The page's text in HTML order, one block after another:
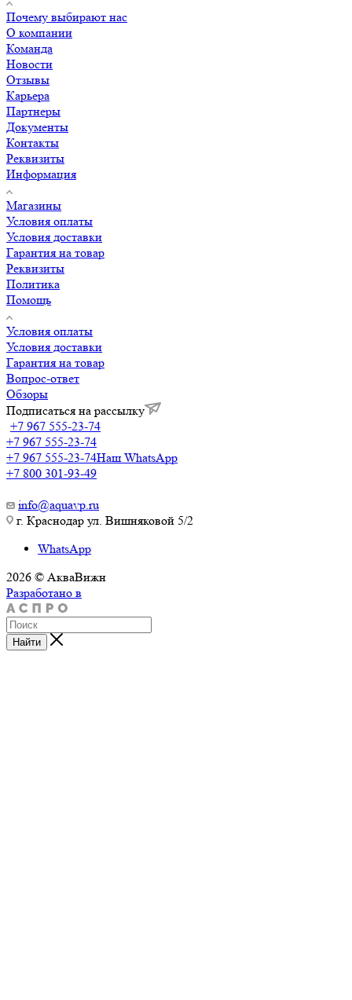
Почему выбирают нас
О компании
Команда
Новости
Отзывы
Карьера
Партнеры
Документы
Контакты
Реквизиты
Информация
Магазины
Условия оплаты
Условия доставки
Гарантия на товар
Реквизиты
Политика
Помощь
Условия оплаты
Условия доставки
Гарантия на товар
Вопрос-ответ
Обзоры
Подписаться на рассылку
+7 967 555-23-74
+7 967 555-23-74
+7 967 555-23-74Наш WhatsApp
+7 800 301-93-49
info@aquavp.ru
г. Краснодар ул. Вишняковой 5/2
WhatsApp
2026 © АкваВижн
Разработано в
Найти